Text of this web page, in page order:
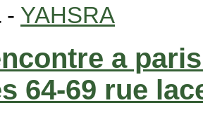
- YAHSRA
a
64-69 rue